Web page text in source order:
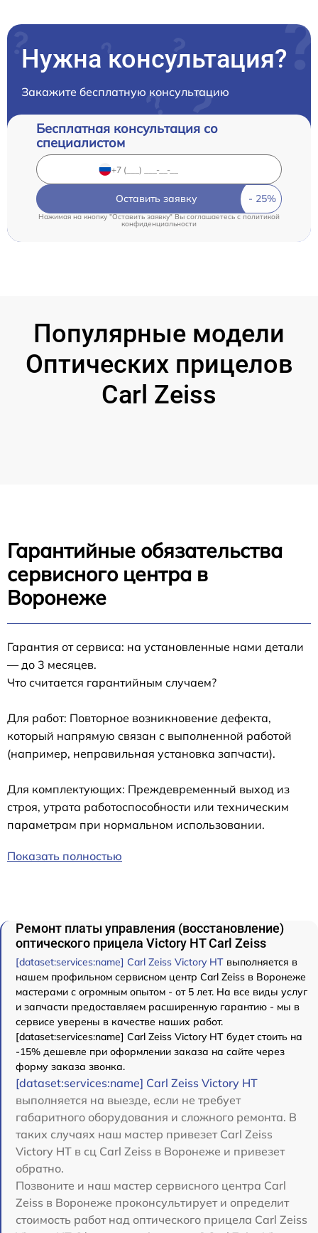
Нужна консультация?
Закажите бесплатную консультацию
Бесплатная консультация со
специалистом
Оставить заявку
Нажимая на кнопку "Оставить заявку" Вы соглашаетесь c политикой
конфиденциальности
Популярные модели
Оптических прицелов
Carl Zeiss
Гарантийные обязательства
сервисного центра в
Воронеже
Гарантия от сервиса: на установленные нами детали
— до 3 месяцев.
Что считается гарантийным случаем?
Для работ: Повторное возникновение дефекта,
который напрямую связан с выполненной работой
(например, неправильная установка запчасти).
Для комплектующих: Преждевременный выход из
строя, утрата работоспособности или техническим
параметрам при нормальном использовании.
Показать полностью
Ремонт платы управления (восстановление)
оптического прицела Victory HT Carl Zeiss
[dataset:services:name] Carl Zeiss Victory HT выполняется в
нашем профильном сервисном центр Carl Zeiss в Воронеже
мастерами с огромным опытом - от 5 лет. На все виды услуг
и запчасти предоставляем расширенную гарантию - мы в
сервисе уверены в качестве наших работ.
[dataset:services:name] Carl Zeiss Victory HT будет стоить на
-15% дешевле при оформлении заказа на сайте через
форму заказа звонка.
[dataset:services:name] Carl Zeiss Victory HT
выполняется на выезде, если не требует
габаритного оборудования и сложного ремонта. В
таких случаях наш мастер привезет Carl Zeiss
Victory HT в сц Carl Zeiss в Воронеже и привезет
обратно.
Позвоните и наш мастер сервисного центра Carl
Zeiss в Воронеже проконсультирует и определит
стоимость работ над оптического прицела Carl Zeiss